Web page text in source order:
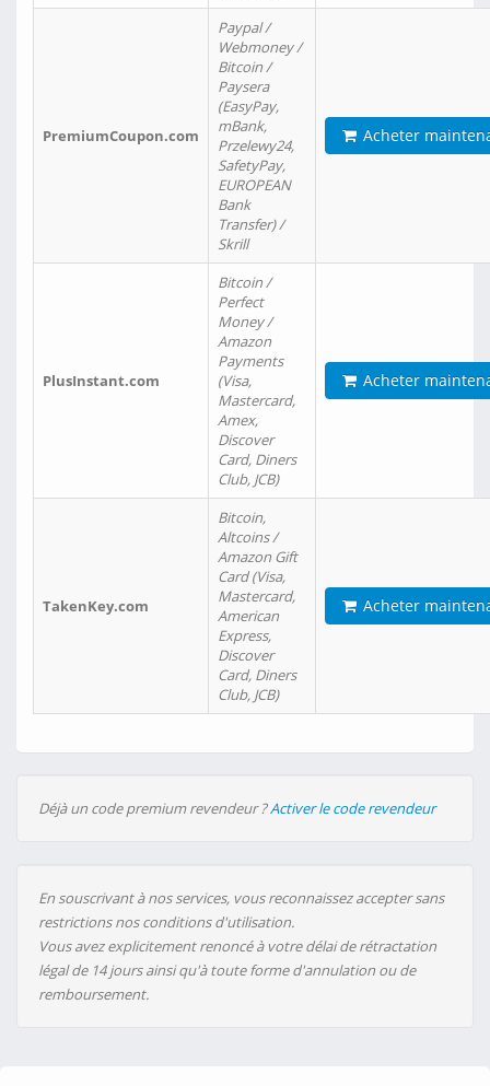
PremiumCoupon.com
Paypal /
Webmoney /
Bitcoin /
Paysera
(EasyPay,
mBank,
Przelewy24,
SafetyPay,
EUROPEAN
Bank
Transfer) /
Skrill
Acheter
PlusInstant.com
Bitcoin /
Perfect
Money /
Amazon
Payments
(Visa,
Mastercard,
Amex,
Discover
Card, Diners
Club, JCB)
Acheter
TakenKey.com
Bitcoin,
Altcoins /
Amazon Gift
Card (Visa,
Mastercard,
American
Express,
Discover
Card, Diners
Club, JCB)
Acheter
Déjà un code premium revendeur ?Activer le code revendeur
En souscrivant à nos services, vous reconnaissez accepter sans
restrictions nos conditions d'utilisation.
Vous avez explicitement renoncé à votre délai de rétractation
légal de 14 jours ainsi qu'à toute forme d'annulation ou de
remboursement.